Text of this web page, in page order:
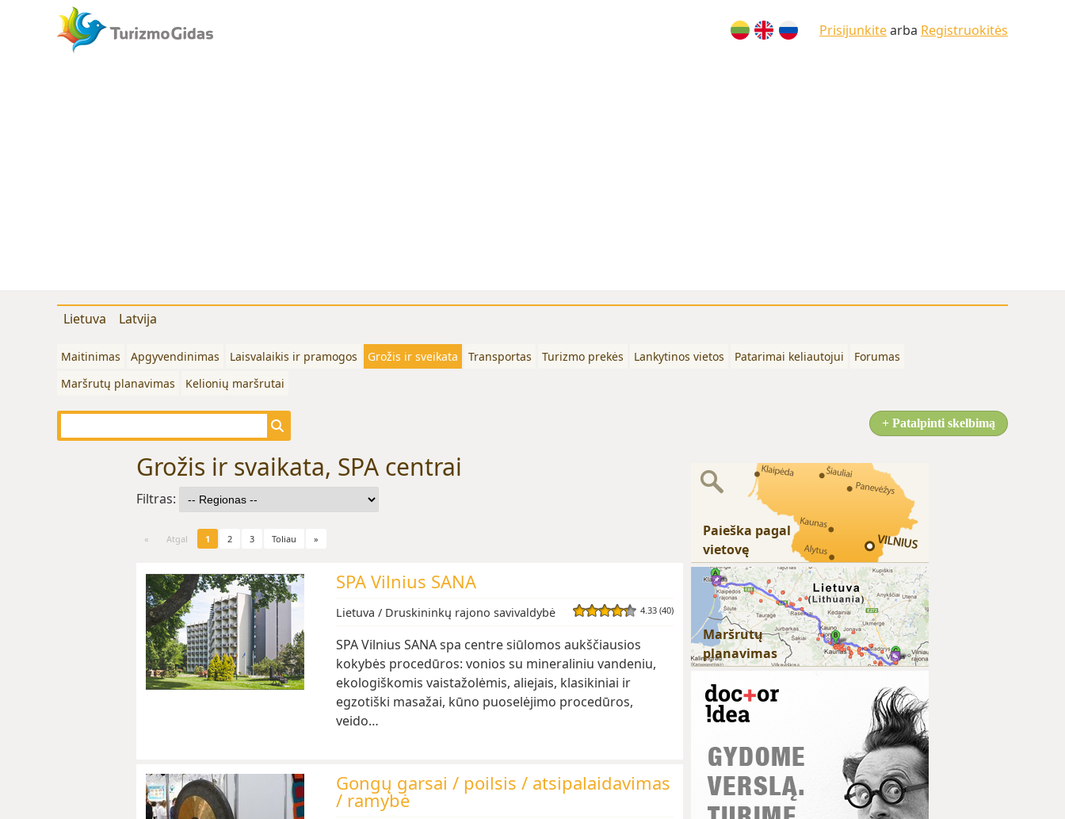
Prisijunkitearba Registruokitės
Lietuva Latvija
Maitinimas Apgyvendinimas Laisvalaikis ir pramogos Grožis ir sveikata Transportas Turizmo prekės Lankytinos vietos Patarimai keliautojui
Forumas
Maršrutų planavimas
Kelionių maršrutai
+ Patalpinti skelbimą
Paieška pagal
vietovę
Maršrutų
planavimas
Grožis ir svaikata, SPA centrai
Filtras:
« Atgal 1 2 3 Toliau »
SPA Vilnius SANA
4.33 (40)
Lietuva / Druskininkų rajono savivaldybė
SPA Vilnius SANA spa centre siūlomos aukščiausios
kokybės procedūros: vonios su mineraliniu vandeniu,
ekologiškomis vaistažolėmis, aliejais, klasikiniai ir
egzotiški masažai, kūno puoselėjimo procedūros,
veido…
Gongų garsai / poilsis / atsipalaidavimas
/ ramybė